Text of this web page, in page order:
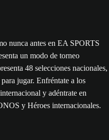
nunca antes en EA SPORTS
un modo de torneo
48 selecciones nacionales,
jugar. Enfréntate a los
y adéntrate en
y Héroes internacionales.